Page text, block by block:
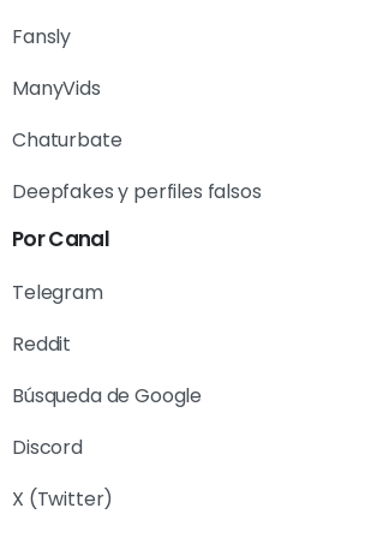
Fansly
ManyVids
Chaturbate
Deepfakes y perfiles falsos
Por Canal
Telegram
Reddit
Búsqueda de Google
Discord
X (Twitter)